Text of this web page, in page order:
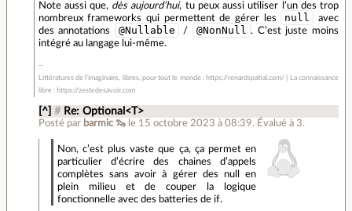
Note aussi que, dès aujourd’hui, tu peux aussi utiliser l’un des trop
nombreux frameworks qui permettent de gérer les
null
avec
des annotations
@Nullable / @NonNull . C’est juste moins
intégré au langage lui-même.
Littératures de l’imaginaire, libres, pour tout le monde : https://renardspatial.com/ | La connaissance
libre : https://zestedesavoir.com
[^] # Re: Optional<T>
Posté par barmic 🦦 le 15 octobre 2023 à 08:39. Évalué à 3.
Non, c’est plus vaste que ça, ça permet en
particulier d’écrire des chaines d’appels
complètes sans avoir à gérer des null en
plein milieu et de couper la logique
fonctionnelle avec des batteries de if.